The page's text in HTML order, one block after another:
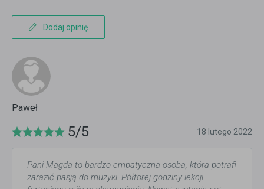
Dodaj opinię
Paweł
5/5 18 lutego 2022
Pani Magda to bardzo empatyczna osoba, która potrafi
zarazić pasją do muzyki. Półtorej godziny lekcji